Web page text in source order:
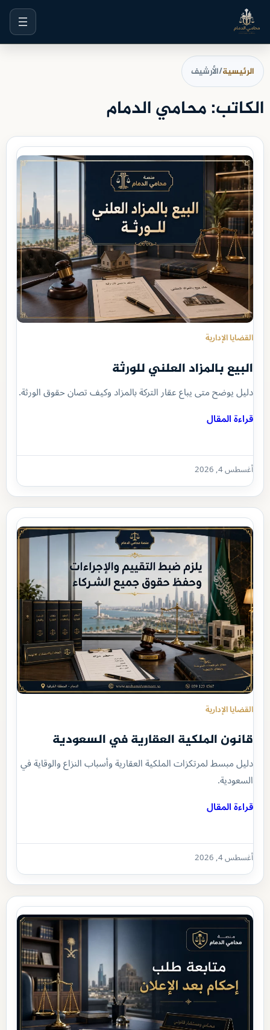
تخطى
إلى
المحتوى
الرئيسية/الأرشيف
الكاتب:محامي الدمام
القضايا الإدارية
البيع بالمزاد العلني للورثة
دليل يوضح متى يباع عقار التركة بالمزاد وكيف تصان حقوق الورثة.
قراءة المقال
أغسطس 4, 2026
القضايا الإدارية
قانون الملكية العقارية في السعودية
دليل مبسط لمرتكزات الملكية العقارية وأسباب النزاع والوقاية في
السعودية.
قراءة المقال
أغسطس 4, 2026